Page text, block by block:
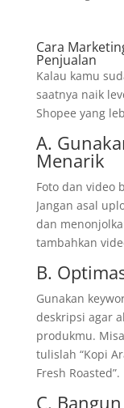
Cara
Penjualan
Kalau kamu
saatnya naik
Shopee yang
A.
Menarik
Foto dan video
Jangan asal
dan
tambahkan
B.
Gunakan
deskripsi agar
produkmu.
tulislah “Kopi
Fresh Roasted”.
C.